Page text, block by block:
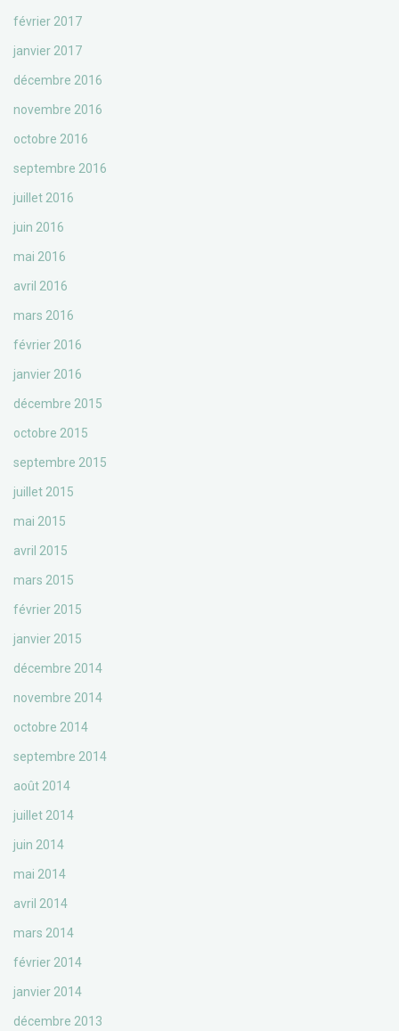
février 2017
janvier 2017
décembre 2016
novembre 2016
octobre 2016
septembre 2016
juillet 2016
juin 2016
mai 2016
avril 2016
mars 2016
février 2016
janvier 2016
décembre 2015
octobre 2015
septembre 2015
juillet 2015
mai 2015
avril 2015
mars 2015
février 2015
janvier 2015
décembre 2014
novembre 2014
octobre 2014
septembre 2014
août 2014
juillet 2014
juin 2014
mai 2014
avril 2014
mars 2014
février 2014
janvier 2014
décembre 2013